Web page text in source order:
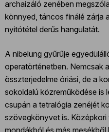
archaizáló zenében
könnyed, táncos finálé zárja
nyitótétel derűs hangulatát.
A nibelung gyűrűje
operatörténetben. Nemcsak
összterjedelme óriási, de a
sokoldalú közreműködése is
csupán a tetralógia zenéjét
szövegkönyvet is. Középkori